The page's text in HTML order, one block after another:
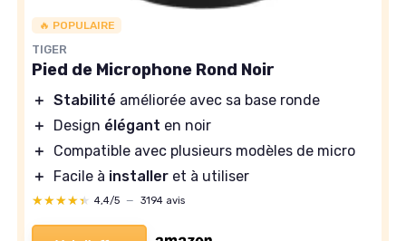
🔥 POPULAIRE
TIGER
Pied de Microphone Rond Noir
＋ Stabilité améliorée avec sa base ronde
＋
Design élégant en noir
＋
Compatible avec plusieurs modèles de micro
＋
Facile à installer et à utiliser
★★★★★
★★★★★ 4,4/5 — 3194 avis